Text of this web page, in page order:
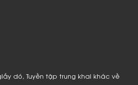
dó, Tuyền tập trung khai khác về